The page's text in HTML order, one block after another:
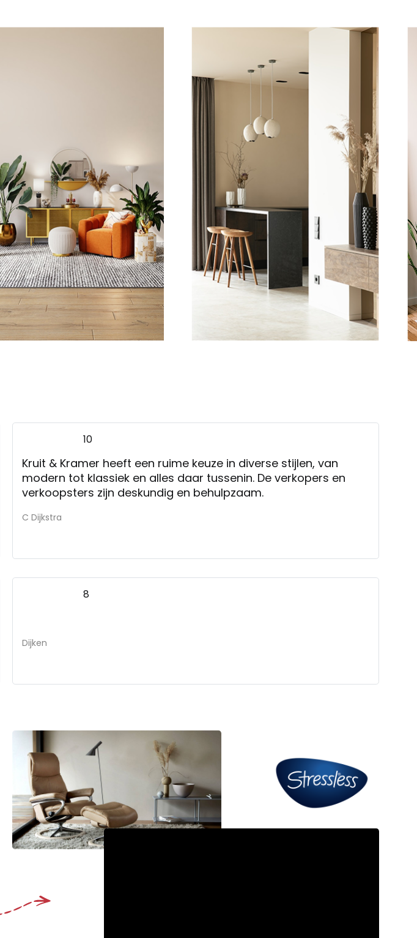
10
Kruit & Kramer heeft een ruime keuze in diverse stijlen, van
modern tot klassiek en alles daar tussenin. De verkopers en
verkoopsters zijn deskundig en behulpzaam.
C Dijkstra
8
Dijken